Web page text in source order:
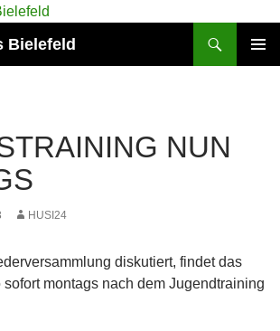
Bielefeld
NUN
HUSI24
diskutiert, findet das
montags nach dem Jugendtraining